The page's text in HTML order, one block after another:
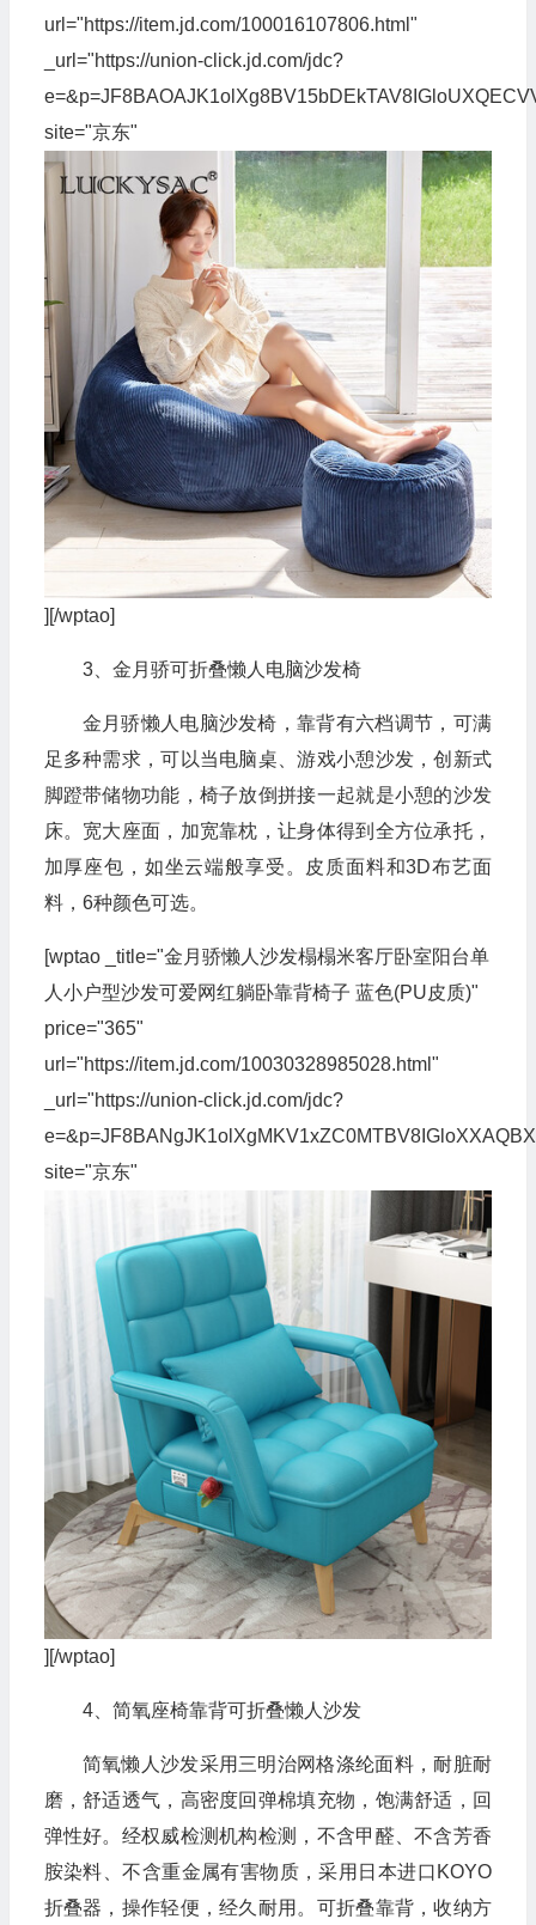
url="https://item.jd.com/100016107806.html"
_url="https://union-click.jd.com/jdc?
site="京东"
][/wptao]
3、金月骄可折叠懒人电脑沙发椅
金月骄懒人电脑沙发椅，靠背有六档调节，可满
足多种需求，可以当电脑桌、游戏小憩沙发，创新式
脚蹬带储物功能，椅子放倒拼接一起就是小憩的沙发
床。宽大座面，加宽靠枕，让身体得到全方位承托，
加厚座包，如坐云端般享受。皮质面料和3D布艺面
料，6种颜色可选。
[wptao _title="金月骄懒人沙发榻榻米客厅卧室阳台单
人小户型沙发可爱网红躺卧靠背椅子 蓝色(PU皮质)"
price="365"
url="https://item.jd.com/10030328985028.html"
_url="https://union-click.jd.com/jdc?
site="京东"
][/wptao]
4、简氧座椅靠背可折叠懒人沙发
简氧懒人沙发采用三明治网格涤纶面料，耐脏耐
磨，舒适透气，高密度回弹棉填充物，饱满舒适，回
弹性好。经权威检测机构检测，不含甲醛、不含芳香
胺染料、不含重金属有害物质，采用日本进口KOYO
折叠器，操作轻便，经久耐用。可折叠靠背，收纳方